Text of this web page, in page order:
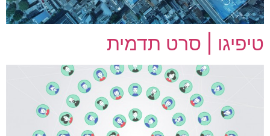
טיפיגו | סרט תדמית